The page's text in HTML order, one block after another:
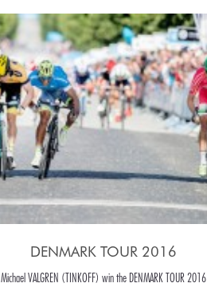
DENMARK TOUR 2016
Michael VALGREN (TINKOFF) win the DENMARK TOUR 2016